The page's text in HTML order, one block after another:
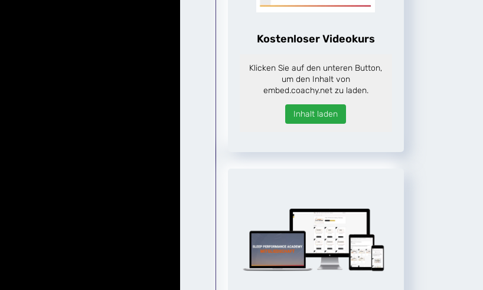
Kostenloser Videokurs
Klicken Sie auf den unteren Button,
um den Inhalt von
embed.coachy.net zu laden.
Inhalt laden